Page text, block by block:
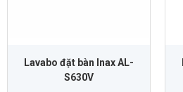
Lavabo đặt bàn Inax AL-
S630V